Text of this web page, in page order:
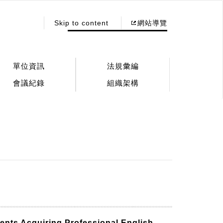
Skip to content 網站導覽
單位資訊
法規彙編
會議紀錄
組織架構